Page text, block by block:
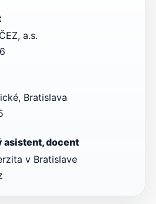
a.s.
Bratislava
asistent, docent
v Bratislave